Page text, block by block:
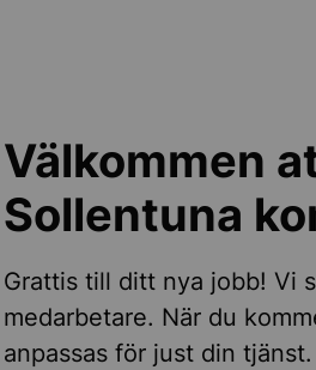
Möt våra medarbetare
Näringsliv och företagande
Välkommen
Sollentuna
Grattis till ditt nya jobb! Vi
medarbetare. När du
anpassas för just din